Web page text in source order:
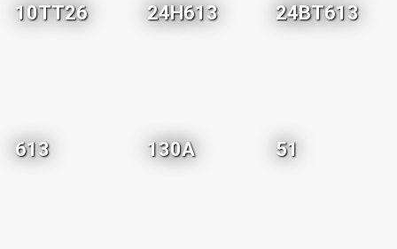
10TT26 24H613 24BT613
613 130A 51